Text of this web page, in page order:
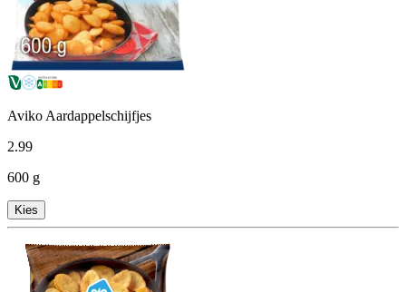
Aviko Aardappelschijfjes
2.99
600 g
Kies